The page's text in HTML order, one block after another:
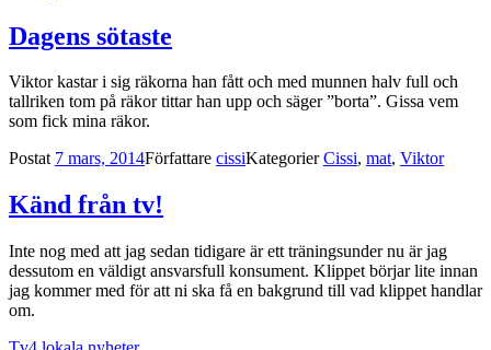
Dagens sötaste
Viktor kastar i sig räkorna han fått och med munnen halv full och
tallriken tom på räkor tittar han upp och säger ”borta”. Gissa vem
som fick mina räkor.
Postat 7 mars, 2014Författare cissiKategorierCissi, mat, Viktor
Känd från tv!
Inte nog med att jag sedan tidigare är ett träningsunder nu är jag
dessutom en väldigt ansvarsfull konsument. Klippet börjar lite innan
jag kommer med för att ni ska få en bakgrund till vad klippet handlar
om.